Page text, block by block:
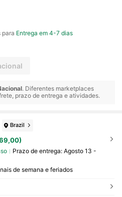
para Entrega em 4-7 dias
. Diferentes marketplaces
prazo de entrega e atividades.
Brazil
Prazo de entrega: Agosto 13 -
de semana e feriados